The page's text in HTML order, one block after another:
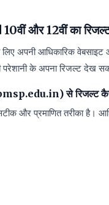
और 12वीं का
अपनी आधिकारिक वेबसाइट
परेशानी के अपना रिजल्ट देख
से
और प्रमाणित तरीका है।